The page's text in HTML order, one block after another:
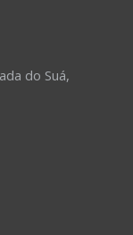
do Suá,